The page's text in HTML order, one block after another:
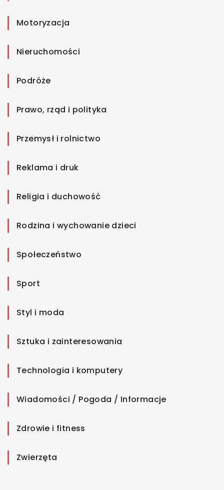
Motoryzacja
Nieruchomości
Podróże
Prawo, rząd i polityka
Przemysł i rolnictwo
Reklama i druk
Religia i duchowość
Rodzina i wychowanie dzieci
Społeczeństwo
Sport
Styl i moda
Sztuka i zainteresowania
Technologia i komputery
Wiadomości / Pogoda / Informacje
Zdrowie i fitness
Zwierzęta